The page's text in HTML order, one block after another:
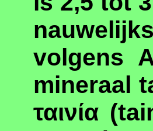
volgens
mineraal
ταινία